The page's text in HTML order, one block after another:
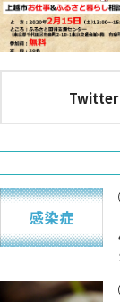
Twitter